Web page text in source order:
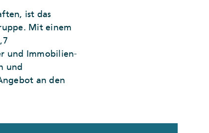
ist das
Mit einem
und Immobilien-
und
an den